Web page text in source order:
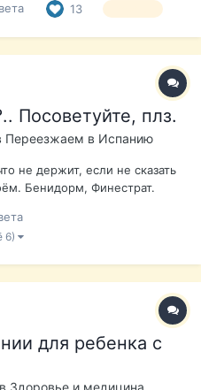
вчера
13
Посоветуйте, плз.
Переезжаем в Испанию
не держит, если не сказать
Бенидорм, Финестрат.
С какой
купить квартиру
6)
для ребенка с